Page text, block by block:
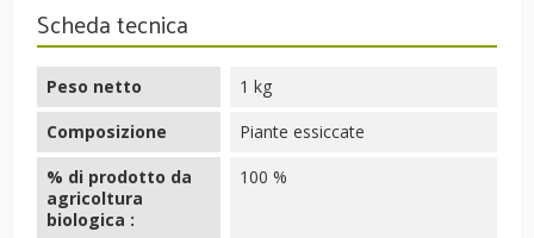
Scheda tecnica
Peso netto
1 kg
Composizione
Piante essiccate
% di prodotto da
agricoltura
biologica :
100 %